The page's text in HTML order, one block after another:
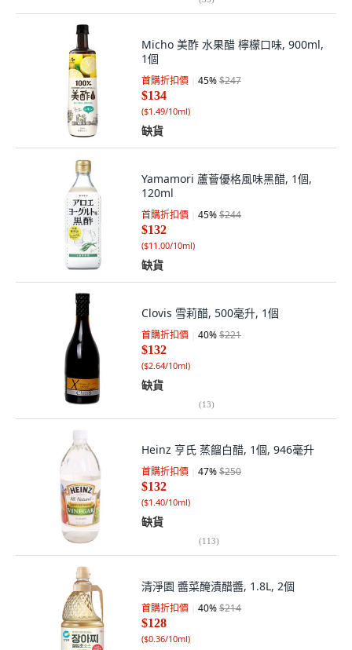
Micho 美酢 水果醋 檸檬口味, 900ml,
1個
首購折扣價 45%$247
$134
($1.49/10ml)
缺貨
Yamamori 蘆薈優格風味黑醋, 1個,
120ml
首購折扣價 45%$244
$132
($11.00/10ml)
缺貨
Clovis 雪莉醋, 500毫升, 1個
首購折扣價 40%$221
$132
($2.64/10ml)
缺貨
(13)
Heinz 亨氏 蒸餾白醋, 1個, 946毫升
首購折扣價 47%$250
$132
($1.40/10ml)
缺貨
(113)
清淨園 醬菜醃漬醋醬, 1.8L, 2個
首購折扣價 40%$214
$128
($0.36/10ml)